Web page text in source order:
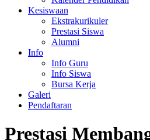
Kesiswaan
Ekstrakurikuler
Prestasi Siswa
Alumni
Info
Info Guru
Info Siswa
Bursa Kerja
Galeri
Pendaftaran
Prestasi